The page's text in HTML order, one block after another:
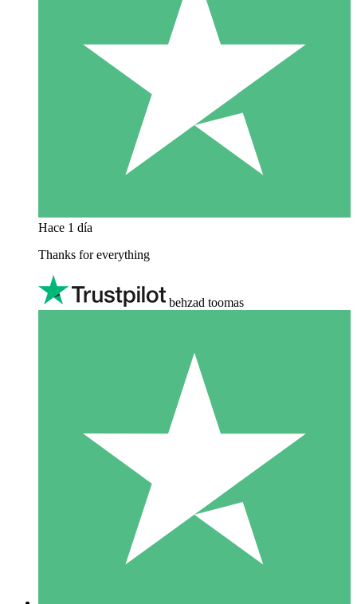
Hace 1 día
Thanks for everything
behzad toomas